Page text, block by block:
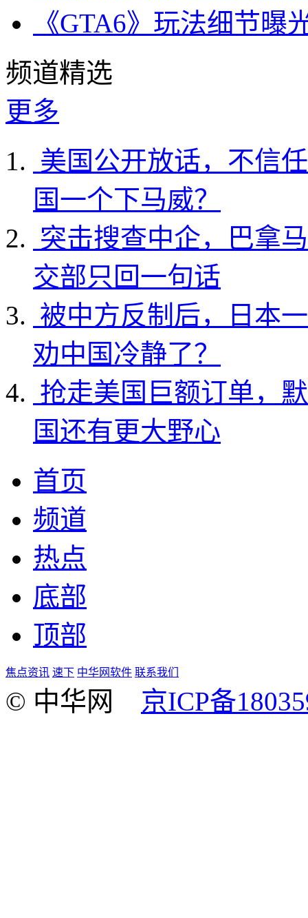
《GTA6》玩法细节
频道精选
更多
美国公开放话，不信
国一个下马威？
突击搜查中企，巴拿
交部只回一句话
被中方反制后，日本
劝中国冷静了？
抢走美国巨额订单，
国还有更大野心
首页
频道
热点
底部
顶部
焦点资讯 速下 中华网软件 联系我们
© 中华网 京ICP备